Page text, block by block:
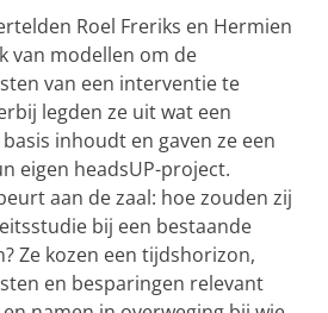
Roel Freriks en Hermien
van modellen om de
van een interventie te
legden ze uit wat een
inhoudt en gaven ze een
eigen headsUP-project.
aan de zaal: hoe zouden zij
bij een bestaande
Ze kozen een tijdshorizon,
en besparingen relevant